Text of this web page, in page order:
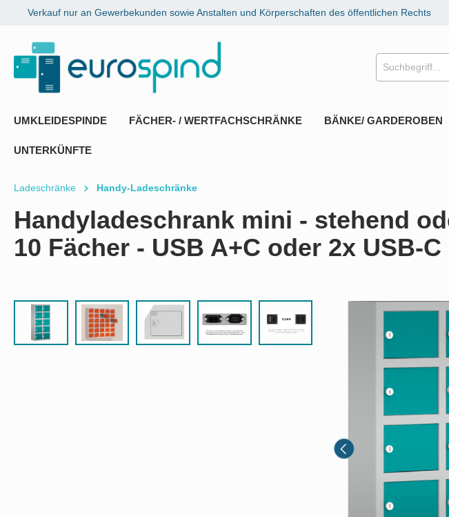
Zur Hauptnavigation springen
Verkauf nur an Gewerbekunden sowie Anstalten und Körperschaften des öffentlichen Rechts
UMKLEIDESPINDE FÄCHER- / WERTFACHSCHRÄNKE BÄNKE/ GARDEROBEN
UNTERKÜNFTE
Ladeschränke Handy-Ladeschränke
Handyladeschrank mini - stehend
10 Fächer - USB A+C oder 2x USB-C
Bildergalerie überspringen